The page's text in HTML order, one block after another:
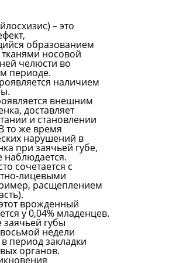
– это
образованием
носовой
челюсти во
периоде.
наличием
внешним
доставляет
и становлении
то же время
нарушений в
при заячьей губе,
наблюдается.
сочетается с
лицевыми
расщеплением
врожденный
у 0,04% младенцев.
губы
недели
период закладки
органов.